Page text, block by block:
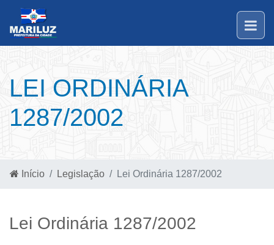
LEI ORDINÁRIA
1287/2002
Início Legislação Lei Ordinária 1287/2002
Lei Ordinária 1287/2002